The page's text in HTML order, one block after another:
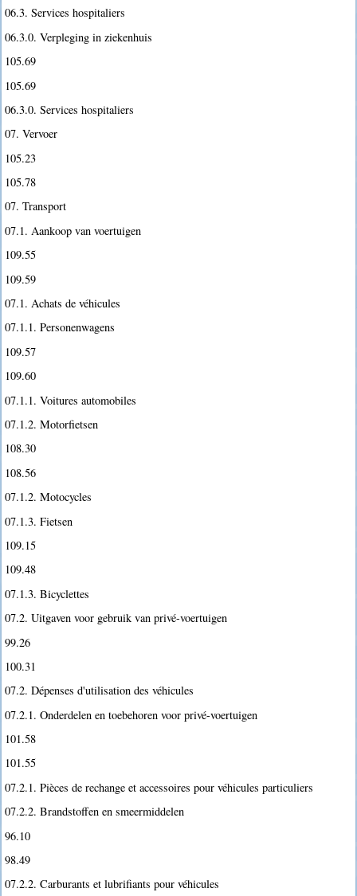
06.3. Services hospitaliers
06.3.0. Verpleging in ziekenhuis
105.69
105.69
06.3.0. Services hospitaliers
07. Vervoer
105.23
105.78
07. Transport
07.1. Aankoop van voertuigen
109.55
109.59
07.1. Achats de véhicules
07.1.1. Personenwagens
109.57
109.60
07.1.1. Voitures automobiles
07.1.2. Motorfietsen
108.30
108.56
07.1.2. Motocycles
07.1.3. Fietsen
109.15
109.48
07.1.3. Bicyclettes
07.2. Uitgaven voor gebruik van privé-voertuigen
99.26
100.31
07.2. Dépenses d'utilisation des véhicules
07.2.1. Onderdelen en toebehoren voor privé-voertuigen
101.58
101.55
07.2.1. Pièces de rechange et accessoires pour véhicules particuliers
07.2.2. Brandstoffen en smeermiddelen
96.10
98.49
07.2.2. Carburants et lubrifiants pour véhicules